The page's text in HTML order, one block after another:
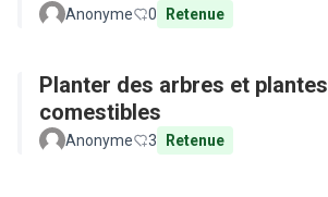
Anonyme 0 Retenue
Planter des arbres et plantes
comestibles
Anonyme 3 Retenue